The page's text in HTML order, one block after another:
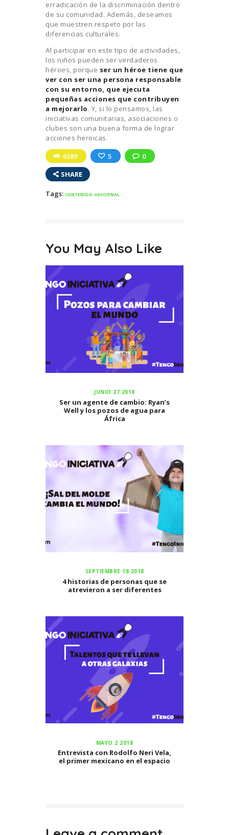
erradicación de la discriminación dentro
de su comunidad. Además, deseamos
que muestren respeto por las
diferencias culturales.
Al participar en este tipo de actividades,
los niños pueden ser verdaderos
héroes, porque ser un héroe tiene que
ver con ser una persona responsable
con su entorno, que ejecuta
pequeñas acciones que contribuyen
a mejorarlo. Y, si lo pensamos, las
iniciativas comunitarias, asociaciones o
clubes son una buena forma de lograr
acciones heroicas.
6389
5
0
SHARE
Tags: CONTENIDO-ADICIONAL
You May Also Like
JUNIO 27 2018
Ser un agente de cambio: Ryan’s
Well y los pozos de agua para
África
SEPTIEMBRE 18 2018
4 historias de personas que se
atrevieron a ser diferentes
MAYO 2 2018
Entrevista con Rodolfo Neri Vela,
el primer mexicano en el espacio